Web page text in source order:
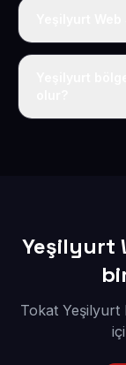
Tek fiyat
Yeşilyurt
Tokat Yeşilyurt